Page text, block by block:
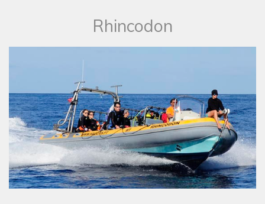
Rhincodon